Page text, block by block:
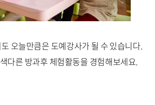
오늘만큼은 도예강사가 될 수 있습니다.
다른 방과후 체험활동을 경험해보세요.